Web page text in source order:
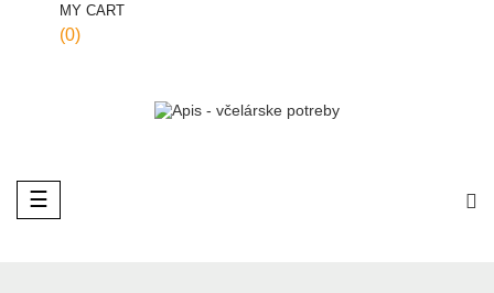
MY CART
(0)
Toggle
navigation
☰